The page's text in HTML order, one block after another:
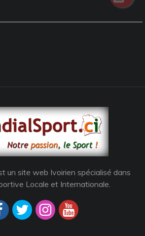
un site web Ivoirien spécialisé dans
Locale et Internationale.